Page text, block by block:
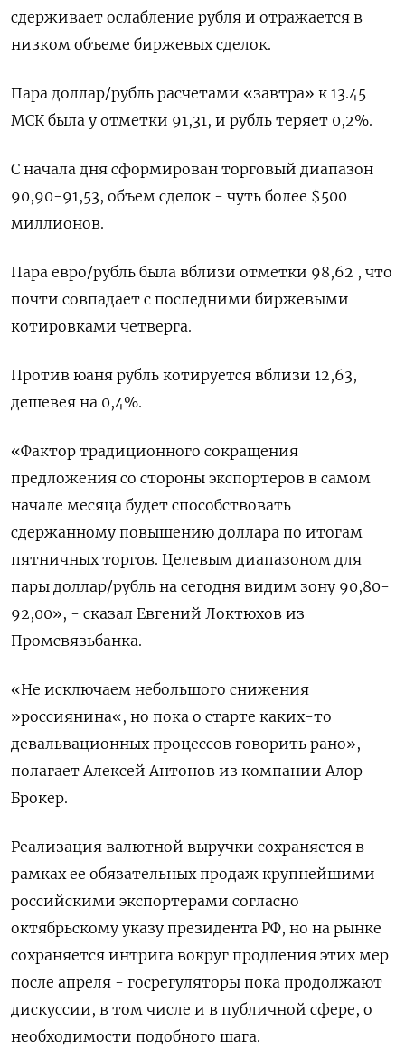
сдерживает ослабление рубля и отражается в
низком объеме биржевых сделок.
Пара доллар/рубль расчетами «завтра» к 13.45
МСК была у отметки 91,31, и рубль теряет 0,2%.
С начала дня сформирован торговый диапазон
90,90-91,53, объем сделок - чуть более $500
миллионов.
Пара евро/рубль была вблизи отметки 98,62 , что
почти совпадает с последними биржевыми
котировками четверга.
Против юаня рубль котируется вблизи 12,63,
дешевея на 0,4%.
«Фактор традиционного сокращения
предложения со стороны экспортеров в самом
начале месяца будет способствовать
сдержанному повышению доллара по итогам
пятничных торгов. Целевым диапазоном для
пары доллар/рубль на сегодня видим зону 90,80-
92,00», - сказал Евгений Локтюхов из
Промсвязьбанка.
«Не исключаем небольшого снижения
»россиянина«, но пока о старте каких-то
девальвационных процессов говорить рано», -
полагает Алексей Антонов из компании Алор
Брокер.
Реализация валютной выручки сохраняется в
рамках ее обязательных продаж крупнейшими
российскими экспортерами согласно
октябрьскому указу президента РФ, но на рынке
сохраняется интрига вокруг продления этих мер
после апреля - госрегуляторы пока продолжают
дискуссии, в том числе и в публичной сфере, о
необходимости подобного шага.